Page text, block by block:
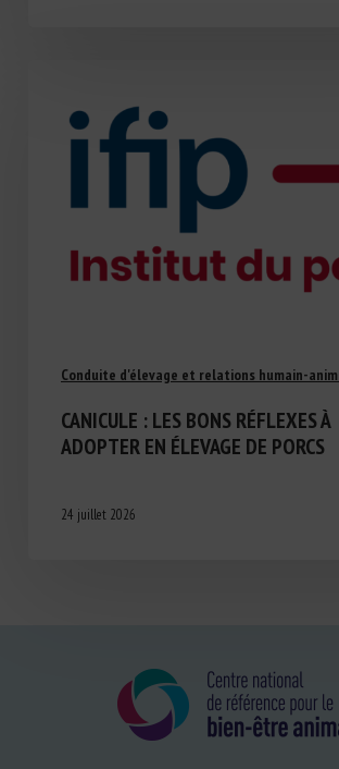
Conduite d'élevage et relations humain-
CANICULE : LES BONS RÉFLEXES À
ADOPTER EN ÉLEVAGE DE PORCS
24 juillet 2026